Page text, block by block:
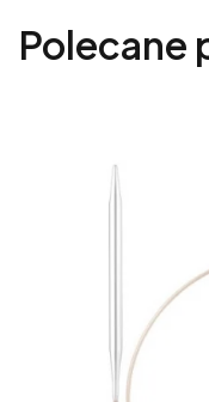
Polecane